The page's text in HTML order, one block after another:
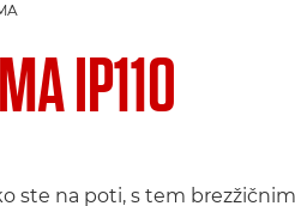
IP110
ste na poti, s tem brezžičnim